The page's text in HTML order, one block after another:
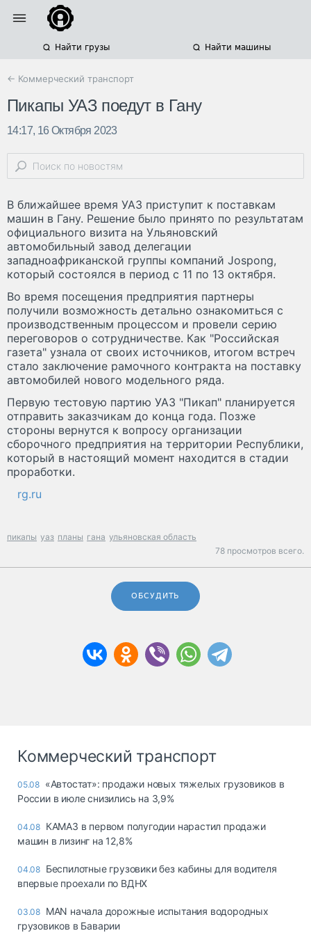
Найти грузы Найти машины
← Коммерческий транспорт
Пикапы УАЗ поедут в Гану
14:17, 16 Октября 2023
В ближайшее время УАЗ приступит к поставкам
машин в Гану. Решение было принято по результатам
официального визита на Ульяновский
автомобильный завод делегации
западноафриканской группы компаний Jospong,
который состоялся в период с 11 по 13 октября.
Во время посещения предприятия партнеры
получили возможность детально ознакомиться с
производственным процессом и провели серию
переговоров о сотрудничестве. Как "Российская
газета" узнала от своих источников, итогом встреч
стало заключение рамочного контракта на поставку
автомобилей нового модельного ряда.
Первую тестовую партию УАЗ "Пикап" планируется
отправить заказчикам до конца года. Позже
стороны вернутся к вопросу организации
сборочного предприятия на территории Республики,
который в настоящий момент находится в стадии
проработки.
rg.ru
пикапы уаз планы гана ульяновская область
78 просмотров всего.
ОБСУДИТЬ
Коммерческий транспорт
05.08 «Автостат»: продажи новых тяжелых грузовиков в
России в июле снизились на 3,9%
04.08 КАМАЗ в первом полугодии нарастил продажи
машин в лизинг на 12,8%
04.08 Беспилотные грузовики без кабины для водителя
впервые проехали по ВДНХ
03.08 MAN начала дорожные испытания водородных
грузовиков в Баварии